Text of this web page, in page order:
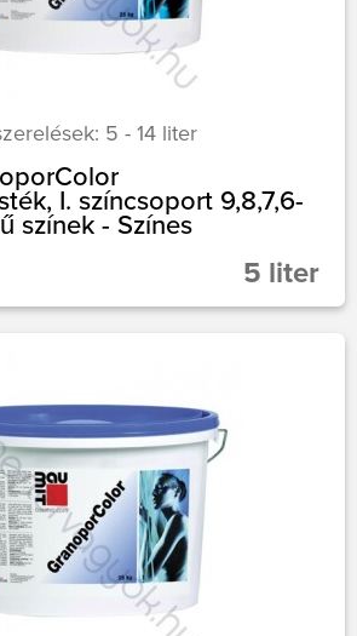
5 - 14 liter
I. színcsoport 9,8,7,6-
színek - Színes
5 liter